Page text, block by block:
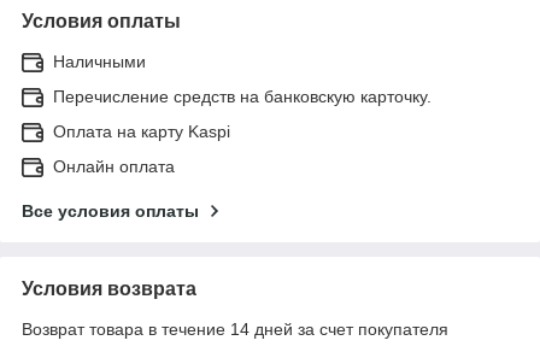
Условия оплаты
Наличными
Перечисление средств на банковскую карточку.
Оплата на карту Kaspi
Онлайн оплата
Все условия оплаты
Условия возврата
Возврат товара в течение 14 дней за счет покупателя